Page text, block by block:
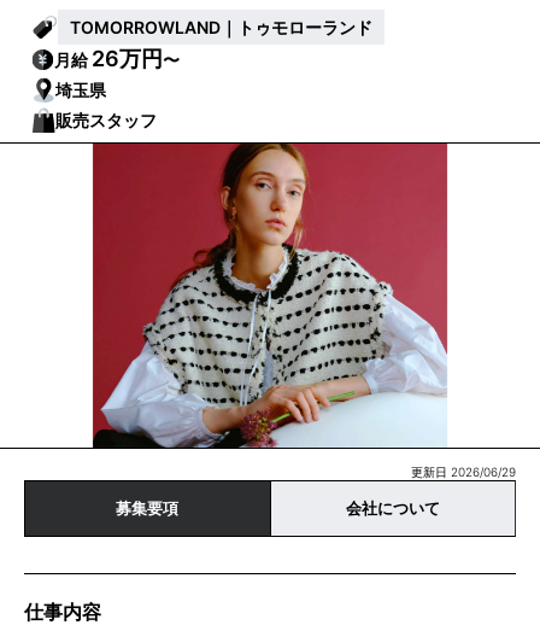
TOMORROWLAND｜トゥモローランド
月給26万円〜
埼玉県
販売スタッフ
更新日 2026/06/29
募集要項 会社について
仕事内容